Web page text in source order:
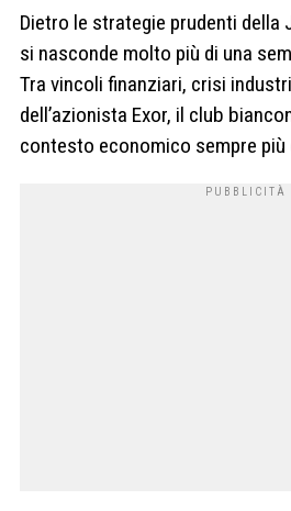
Dietro le strategie prudenti della
si nasconde molto più di una
Tra vincoli finanziari, crisi
dell’azionista Exor, il club
contesto economico sempre